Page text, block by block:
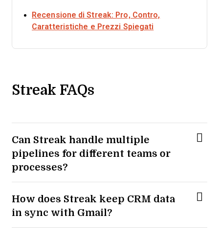
Recensione di Streak: Pro, Contro,
Caratteristiche e Prezzi Spiegati
Streak FAQs
Can Streak handle multiple
pipelines for different teams or
processes?
How does Streak keep CRM data
in sync with Gmail?